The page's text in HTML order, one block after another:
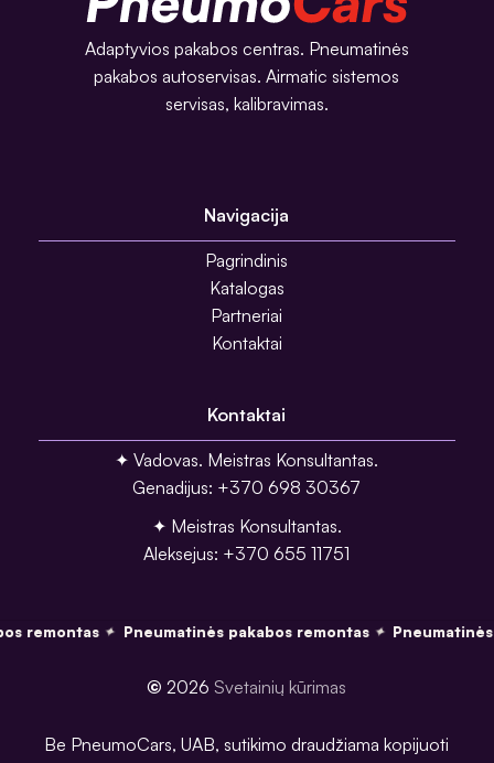
Adaptyvios pakabos centras. Pneumatinės
pakabos autoservisas. Airmatic sistemos
servisas, kalibravimas.
Navigacija
Pagrindinis
Katalogas
Partneriai
Kontaktai
Kontaktai
✦ Vadovas. Meistras Konsultantas.
Genadijus: +370 698 30367
✦ Meistras Konsultantas.
Aleksejus: +370 655 11751
remontas ✦ Pneumatinės pakabos remontas ✦ Pneumatinės
© 2026 Svetainių kūrimas
Be PneumoCars, UAB, sutikimo draudžiama kopijuoti